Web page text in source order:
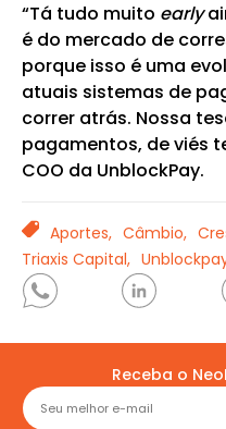
“Tá tudo muito early
é do mercado de
porque isso é uma
atuais sistemas de
correr atrás. Nossa
pagamentos, de viés
COO da UnblockPay.
TAGSAportes, Câmbio,
Triaxis Capital,
Receba o